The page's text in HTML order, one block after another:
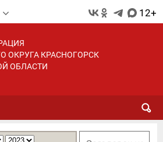
12+
ОКРУГА КРАСНОГОРСК
ОБЛАСТИ